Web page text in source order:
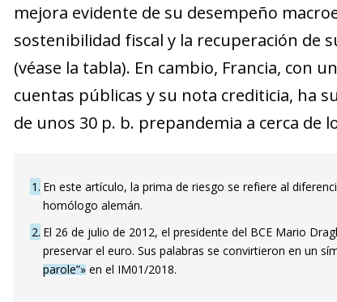
mejora evidente de su desempeño
sostenibilidad fiscal y la recuperación de
(véase la tabla). En cambio, Francia, con
cuentas públicas y su nota crediticia, ha
de unos 30 p. b. prepandemia a cerca de
1 En este artículo, la prima de riesgo se refiere al
homólogo alemán.
2 El 26 de julio de 2012, el presidente del BCE Mario
preservar el euro. Sus palabras se convirtieron en un
parole”» en el IM01/2018.